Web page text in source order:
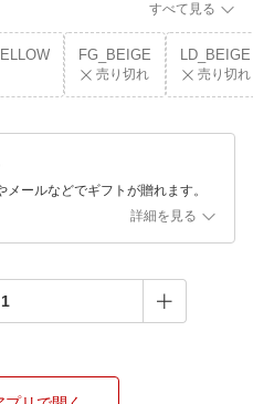
すべて見る
FG_BEIGE
売り切れ
LD_BEIGE
売り切れ
ールなどでギフトが贈れます。
詳細を見る